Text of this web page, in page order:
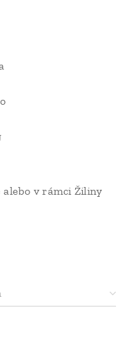
alebo v rámci Žiliny